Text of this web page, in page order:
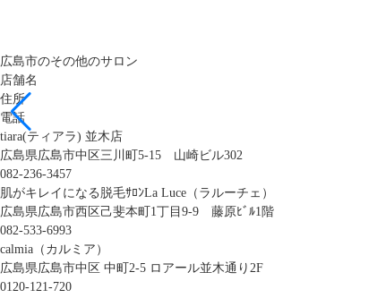
広島市のその他のサロン
店舗名
住所
電話
tiara(ティアラ) 並木店
広島県広島市中区三川町5-15 山崎ビル302
082-236-3457
肌がキレイになる脱毛ｻﾛﾝLa Luce（ラルーチェ）
広島県広島市西区己斐本町1丁目9-9 藤原ﾋﾞﾙ1階
082-533-6993
calmia（カルミア）
広島県広島市中区 中町2-5 ロアール並木通り2F
0120-121-720